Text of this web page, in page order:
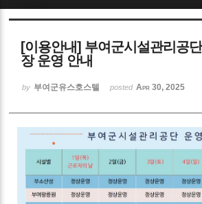
[이용안내] 부여군시설관리공
장 운영 안내
by 부여군유스호스텔 posted Apr 30, 2025
Sketchbook5, 스케
Sketchbook5, 스케